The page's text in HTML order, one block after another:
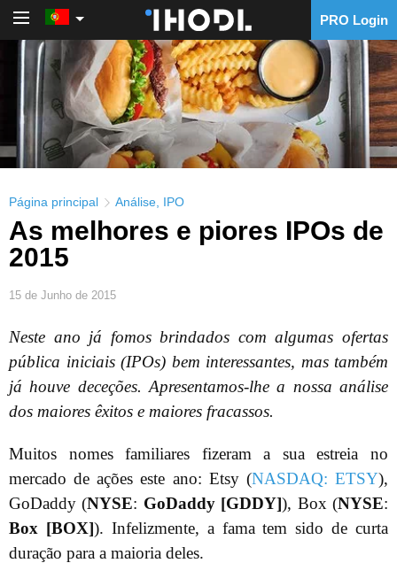
PRO Login
Página principal Análise IPO
As melhores e piores IPOs de
2015
15 de Junho de 2015
Neste ano já fomos brindados com algumas ofertas
pública iniciais (IPOs) bem interessantes, mas também
já houve deceções. Apresentamos-lhe a nossa análise
dos maiores êxitos e maiores fracassos.
Muitos nomes familiares fizeram a sua estreia no
mercado de ações este ano: Etsy (NASDAQ: ETSY),
GoDaddy (NYSE: GoDaddy [GDDY]), Box (NYSE:
Box [BOX]). Infelizmente, a fama tem sido de curta
duração para a maioria deles.